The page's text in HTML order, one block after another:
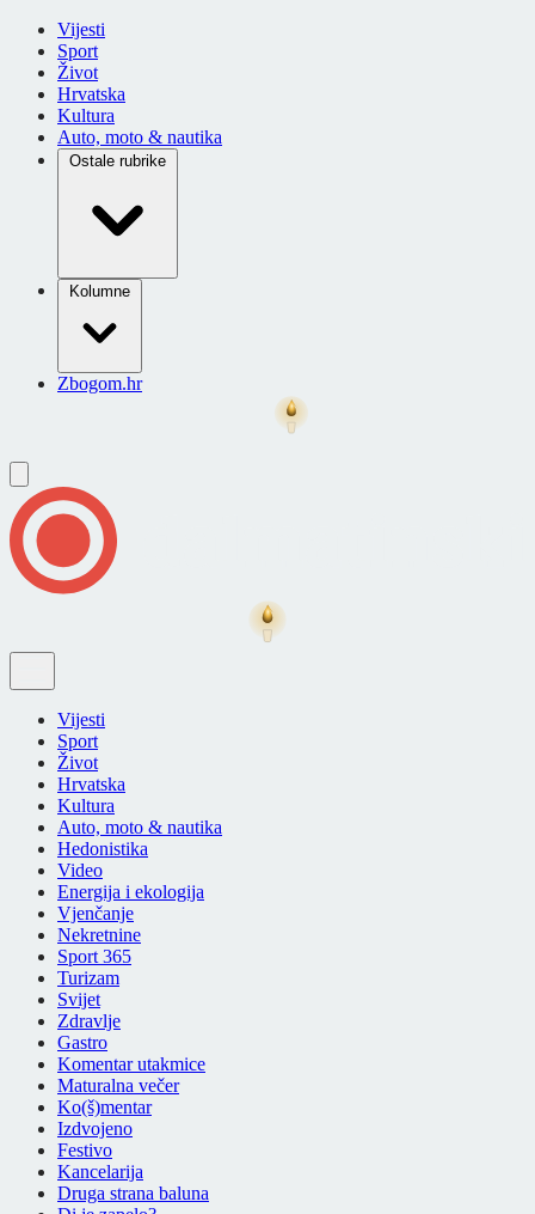
Vijesti
Sport
Život
Hrvatska
Kultura
Auto, moto & nautika
Ostale rubrike
Kolumne
Zbogom.hr
Vijesti
Sport
Život
Hrvatska
Kultura
Auto, moto & nautika
Hedonistika
Video
Energija i ekologija
Vjenčanje
Nekretnine
Sport 365
Turizam
Svijet
Zdravlje
Gastro
Komentar utakmice
Maturalna večer
Ko(š)mentar
Izdvojeno
Festivo
Kancelarija
Druga strana baluna